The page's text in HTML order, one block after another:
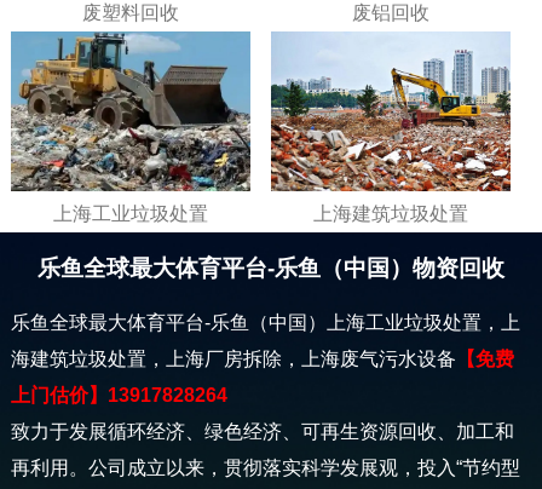
废塑料回收 废铝回收
上海工业垃圾处置 上海建筑垃圾处置
乐鱼全球最大体育平台-乐鱼（中国）物资回收
乐鱼全球最大体育平台-乐鱼（中国）上海工业垃圾处置，上
海建筑垃圾处置，上海厂房拆除，上海废气污水设备 【免费
上门估价】13917828264
致力于发展循环经济、绿色经济、可再生资源回收、加工和
再利用。公司成立以来，贯彻落实科学发展观，投入“节约型